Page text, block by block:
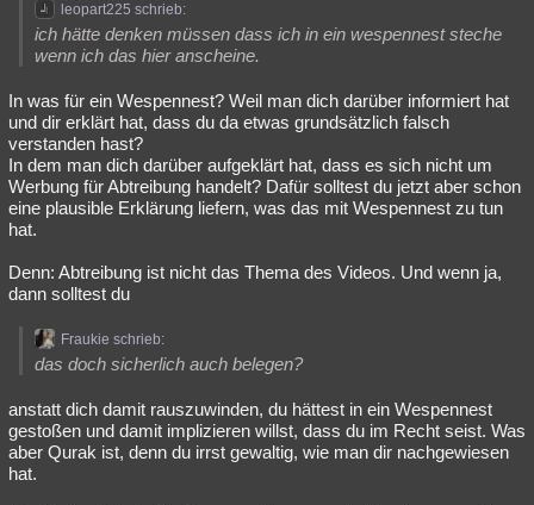
leopart225 schrieb:
ich hätte denken müssen dass ich in ein wespennest steche
wenn ich das hier anscheine.
In was für ein Wespennest? Weil man dich darüber informiert hat
und dir erklärt hat, dass du da etwas grundsätzlich falsch
verstanden hast?
In dem man dich darüber aufgeklärt hat, dass es sich nicht um
Werbung für Abtreibung handelt? Dafür solltest du jetzt aber schon
eine plausible Erklärung liefern, was das mit Wespennest zu tun
hat.
Denn: Abtreibung ist nicht das Thema des Videos. Und wenn ja,
dann solltest du
Fraukie schrieb:
das doch sicherlich auch belegen?
anstatt dich damit rauszuwinden, du hättest in ein Wespennest
gestoßen und damit implizieren willst, dass du im Recht seist. Was
aber Qurak ist, denn du irrst gewaltig, wie man dir nachgewiesen
hat.